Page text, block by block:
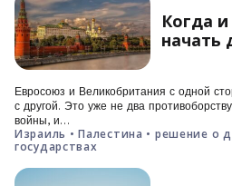
Когда
начать
Евросоюз и Великобритания с одной
с другой. Это уже не два
войны, и…
Израиль • Палестина • решение о
государствах